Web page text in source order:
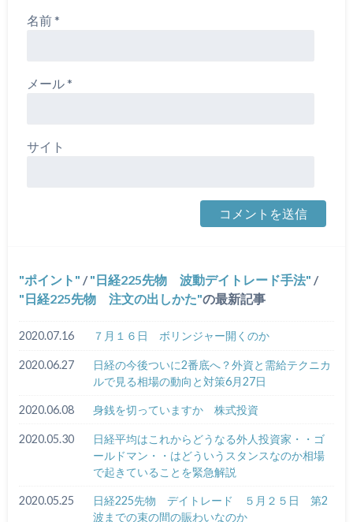
名前*
メール*
サイト
ポイント / 日経225先物 波動デイトレード手法 /
日経225先物 注文の出しかた の最新記事
2020.07.16 ７月１６日 ボリンジャー開くのか
2020.06.27
日経の今後ついに2番底へ？外資と需給テクニカ
ルで見る相場の動向と対策6月27日
2020.06.08 身銭を切っていますか 株式投資
2020.05.30
日経平均はこれからどうなる外人投資家・・ゴ
ールドマン・・はどういうスタンスなのか相場
で起きていることを緊急解説
2020.05.25
日経225先物 デイトレード ５月２５日 第2
波までの束の間の賑わいなのか